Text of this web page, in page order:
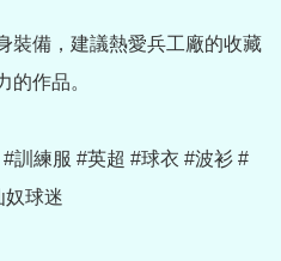
裝備，建議熱愛兵工廠的收藏
的作品。
訓練服 #英超 #球衣 #波衫 #
奴球迷